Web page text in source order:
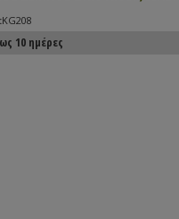
KG208
10 ημέρες